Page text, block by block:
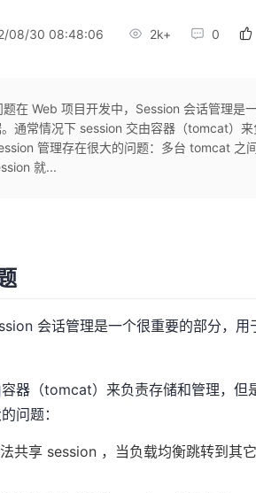
08/30 08:48:06 2k+ 0
题在 Web 项目开发中，Session 会话管理是
通常情况下 session 交由容器（tomcat）
管理存在很大的问题：多台 tomcat 之
就...
会话管理是一个很重要的部分，
器（tomcat）来负责存储和管理，但
问题：
共享 session ，当负载均衡跳转到其